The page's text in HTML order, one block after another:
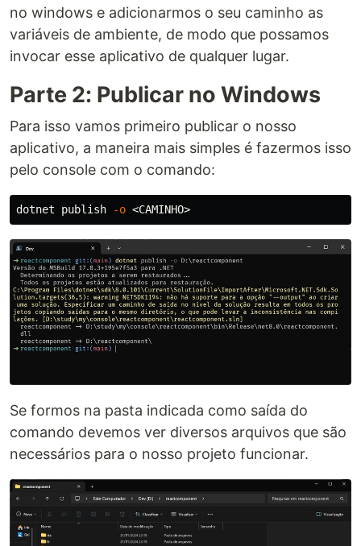
no windows e adicionarmos o seu caminho as
variáveis de ambiente, de modo que possamos
invocar esse aplicativo de qualquer lugar.
Parte 2: Publicar no Windows
Para isso vamos primeiro publicar o nosso
aplicativo, a maneira mais simples é fazermos isso
pelo console com o comando:
dotnet publish -o
Se formos na pasta indicada como saída do
comando devemos ver diversos arquivos que são
necessários para o nosso projeto funcionar.